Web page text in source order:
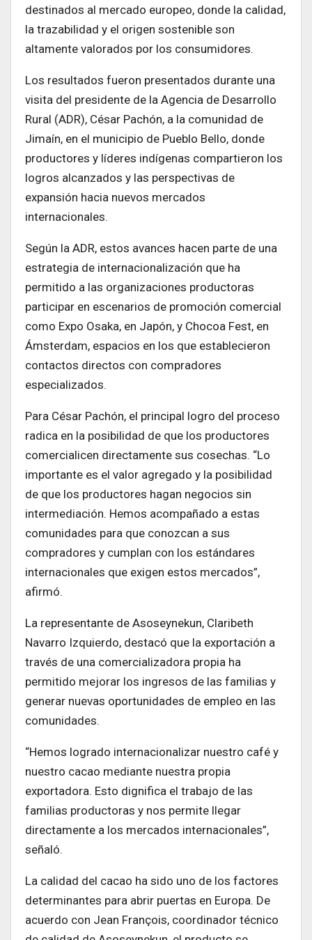
destinados al mercado europeo, donde la calidad,
la trazabilidad y el origen sostenible son
altamente valorados por los consumidores.
Los resultados fueron presentados durante una
visita del presidente de la Agencia de Desarrollo
Rural (ADR), César Pachón, a la comunidad de
Jimaín, en el municipio de Pueblo Bello, donde
productores y líderes indígenas compartieron los
logros alcanzados y las perspectivas de
expansión hacia nuevos mercados
internacionales.
Según la ADR, estos avances hacen parte de una
estrategia de internacionalización que ha
permitido a las organizaciones productoras
participar en escenarios de promoción comercial
como Expo Osaka, en Japón, y Chocoa Fest, en
Ámsterdam, espacios en los que establecieron
contactos directos con compradores
especializados.
Para César Pachón, el principal logro del proceso
radica en la posibilidad de que los productores
comercialicen directamente sus cosechas. “Lo
importante es el valor agregado y la posibilidad
de que los productores hagan negocios sin
intermediación. Hemos acompañado a estas
comunidades para que conozcan a sus
compradores y cumplan con los estándares
internacionales que exigen estos mercados”,
afirmó.
La representante de Asoseynekun, Claribeth
Navarro Izquierdo, destacó que la exportación a
través de una comercializadora propia ha
permitido mejorar los ingresos de las familias y
generar nuevas oportunidades de empleo en las
comunidades.
“Hemos logrado internacionalizar nuestro café y
nuestro cacao mediante nuestra propia
exportadora. Esto dignifica el trabajo de las
familias productoras y nos permite llegar
directamente a los mercados internacionales”,
señaló.
La calidad del cacao ha sido uno de los factores
determinantes para abrir puertas en Europa. De
acuerdo con Jean François, coordinador técnico